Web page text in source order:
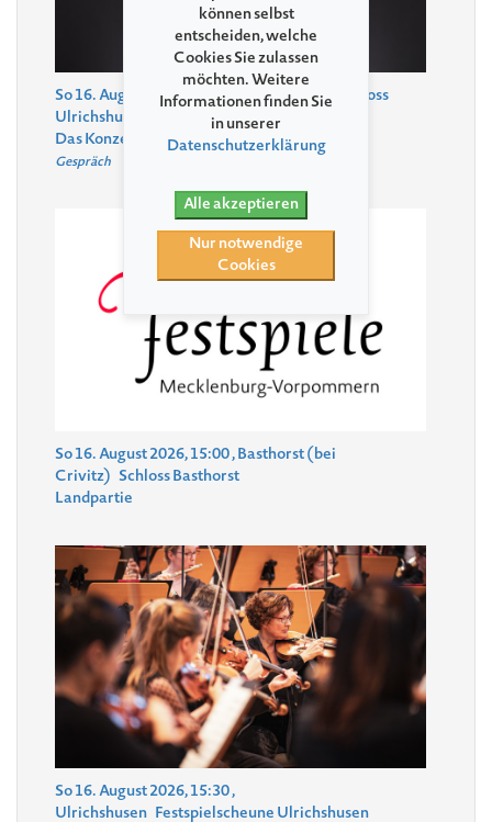
So 16. August 2026, 13:30, Ulrichshusen
Schloss
Ulrichshusen
Das Konzert der Zukunft
Gespräch
So 16. August 2026, 15:00, Basthorst (bei
Crivitz) Schloss Basthorst
Landpartie
So 16. August 2026, 15:30,
Ulrichshusen Festspielscheune Ulrichshusen
können selbst
entscheiden, welche
Cookies Sie zulassen
möchten. Weitere
Informationen finden Sie
in unserer
Datenschutzerklärung
Alle akzeptieren
Nur notwendige
Cookies